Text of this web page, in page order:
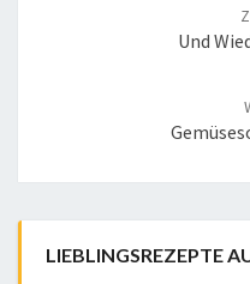
Und
LIEBLINGSREZEPTE